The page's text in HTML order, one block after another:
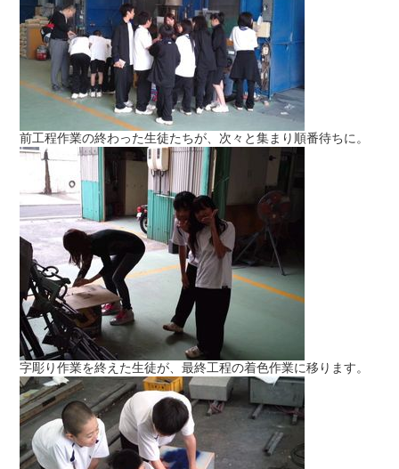
前工程作業の終わった生徒たちが、次々と集まり順番待ちに。
字彫り作業を終えた生徒が、最終工程の着色作業に移ります。